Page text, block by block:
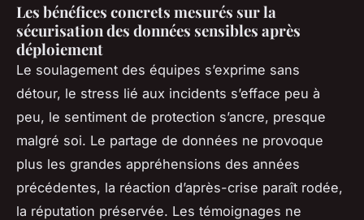
Les bénéfices concrets mesurés sur la
sécurisation des données sensibles après
déploiement
Le soulagement des équipes s’exprime sans
détour, le stress lié aux incidents s’efface peu à
peu, le sentiment de protection s’ancre, presque
malgré soi. Le partage de données ne provoque
plus les grandes appréhensions des années
précédentes, la réaction d’après-crise paraît rodée,
la réputation préservée. Les témoignages ne